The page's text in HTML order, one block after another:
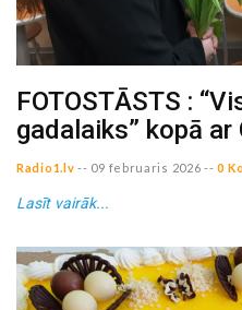
FOTOSTĀSTS :
gadalaiks” kopā ar
Radio1.lv -- 09 februaris 2026 -- 0
Lasīt vairāk...